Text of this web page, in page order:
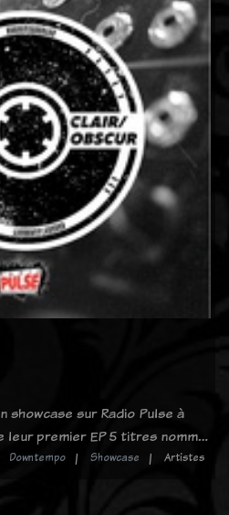
showcase sur Radio Pulse à
leur premier EP 5 titres nomm…
Downtempo Showcase Artistes